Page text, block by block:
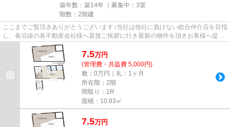
築年数：築14年 ｜募集中： 3室
階数：2階建
ここまでご覧頂きありがとうございます♪当社は他社に負けない総合仲介店を目指
し、各沿線の各不動産会社様へ直接ご挨拶に行き最新の物件を頂きお客様へ提供
しております！最新の情報は...
7.5万円
(管理費・共益費 5,000円)
敷：0万円｜礼：1ヶ月
所在階：2階
間取り：1R
面積：10.83㎡
7.5万円